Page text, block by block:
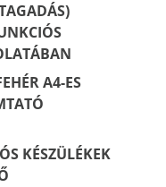
A4-ES
KÉSZÜLÉKEK